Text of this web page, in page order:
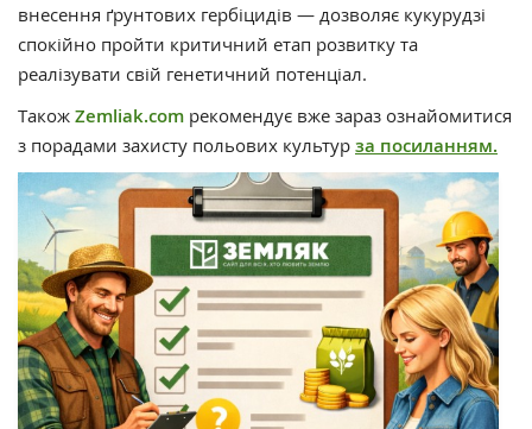
внесення ґрунтових гербіцидів — дозволяє кукурудзі
спокійно пройти критичний етап розвитку та
реалізувати свій генетичний потенціал.
Також Zemliak.com рекомендує вже зараз ознайомитися
з порадами захисту польових культур за посиланням.